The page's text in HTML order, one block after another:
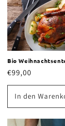
Bio
Normaler
Preis
€99,00
In den